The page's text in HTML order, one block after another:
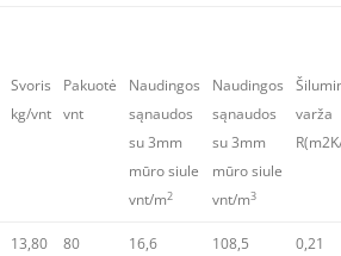
Svoris
kg/vnt
Pakuotė
vnt
Naudingos
sąnaudos
su 3mm
mūro siule
vnt/m2
Naudingos
sąnaudos
su 3mm
mūro siule
vnt/m3
varža
13,80 80 16,6 108,5 0,21